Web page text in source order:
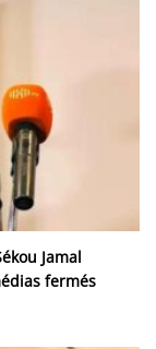
Jamal
fermés